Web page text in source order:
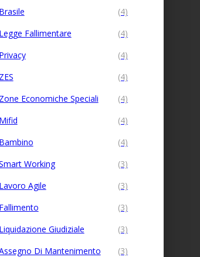
Brasile
(4)
Legge Fallimentare
(4)
Privacy
(4)
ZES
(4)
Zone Economiche Speciali
(4)
Mifid
(4)
Bambino
(4)
Working
(3)
Lavoro Agile
(3)
Fallimento
(3)
Liquidazione Giudiziale
(3)
Di Mantenimento
(3)